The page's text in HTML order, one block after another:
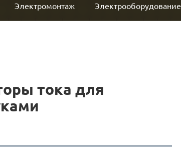
Электромонтаж Электрооборудование
тока для